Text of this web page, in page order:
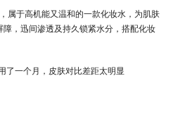
属于高机能又温和的一款化妆水，为肌肤
，迅间渗透及持久锁紧水分，搭配化妆